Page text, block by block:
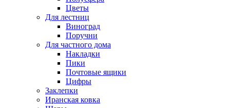
Цветы
Для лестниц
Виноград
Поручни
Для частного дома
Накладки
Пики
Почтовые ящики
Цифры
Заклепки
Иранская ковка